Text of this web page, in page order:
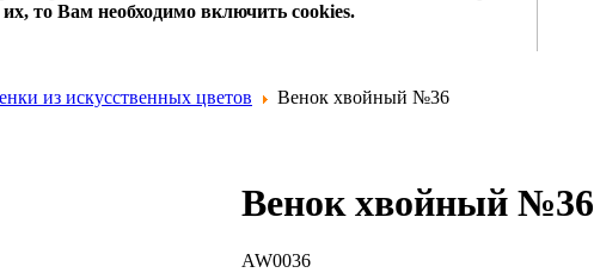
то Вам необходимо включить cookies.
из искусственных цветов Венок хвойный №36
Венок хвойный №36
AW0036